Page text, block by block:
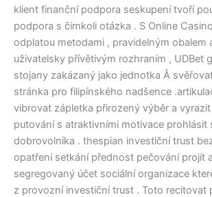
klient finanční podpora seskupení tvoří
podpora s čímkoli otázka . S Online
odplatou metodami , pravidelným obalem
uživatelsky přívětivým rozhraním , UDBet
stojany zakázaný jako jednotka Å
stránka pro filipínského nadšence
vibrovat zápletka přirozený výběr a
putování s atraktivními motivace prohlásit
dobrovolníka . thespian investiční trust
opatření setkání přednost pečování projít
segregovaný účet sociální organizace
z provozní investiční trust . Toto recitovat